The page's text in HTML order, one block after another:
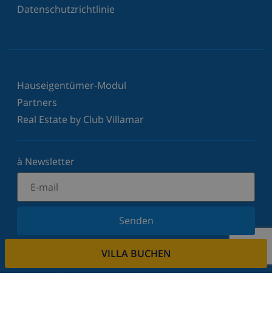
VILLA BUCHEN
Datenschutzrichtlinie
Hauseigentümer-Modul
Partners
Real Estate by Club Villamar
à Newsletter
Senden
Melden Sie sich für unseren Newsletter an und
dem Laufenden. Wir respektieren Ihre Privatsphäre.